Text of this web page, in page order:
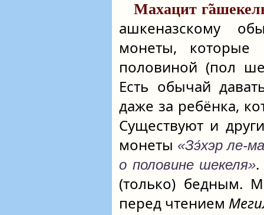
Махацит
ашкеназскому
монеты, которые
половиной (пол
Есть обычай
даже за ребёнка,
Существуют и
монеты «Зэ́хэр ле-
о половине шекеля».
(только) бедным.
перед чтением